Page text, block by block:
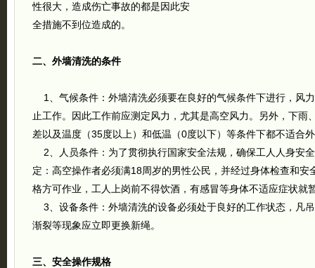
性很大，造成伤亡事故的都是因此安
全措施不到位造成的。
二、外墙清洗的条件
1、气候条件：外墙清洗必须要在良好的气候条件下进行，风
止工作。因此工作前应测定风力，尤其是高空风力。另外，下雨
差以及温度（35度以上）和低温（0度以下）等条件下都不适合
2、人员条件：为了贯彻执行国家安全法规，确保工人人身安
定：高空操作者必须满18周岁的男性公民，并经过身体检查和安
格方可作业，工人上岗前不得饮酒，有感冒等身体不适应症状就
3、设备条件：外墙清洗的设备必须处于良好的工作状态，凡
渐裂等现象应立即更换新绳。
三、安全操作规格